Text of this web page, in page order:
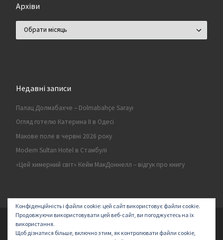
Архіви
Недавні записи
Палац Долмабахче – Dolmabahçe Sarayı
Огляд готелю Катерина II в Одесі
Макове поле в червні 2026 року
Modern Sultan Hotel в Стамбулі
«Цей химерний світ» Кейм МакДоннелл – відгук про книгу
© 2026 Secret land
Designed with Customizr Pro – Створено
Конфіденційність і файли cookie: цей сайт використовує файли cookie.
Продовжуючи використовувати цей веб-сайт, ви погоджуєтесь на їх
використання.
Щоб дізнатися більше, включно з тим, як контролювати файли cookie,